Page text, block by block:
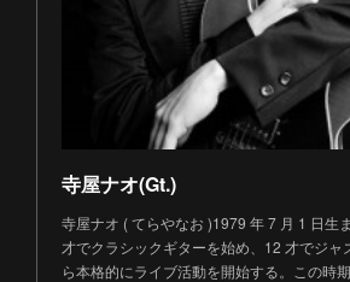
寺屋ナオ(Gt.)
寺屋ナオ ( てらやなお )1979 年 7 月 1 日生
才でクラシックギターを始め、12 才でジャ
ら本格的にライブ活動を開始する。この時